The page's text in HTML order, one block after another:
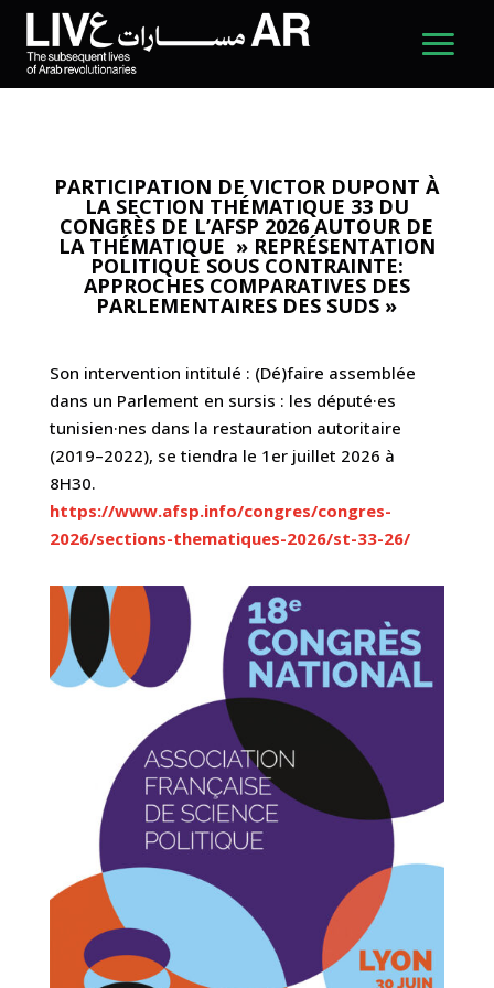
PARTICIPATION DE VICTOR DUPONT À
LA SECTION THÉMATIQUE 33 DU
CONGRÈS DE L’AFSP 2026 AUTOUR DE
LA THÉMATIQUE » REPRÉSENTATION
POLITIQUE SOUS CONTRAINTE:
APPROCHES COMPARATIVES DES
PARLEMENTAIRES DES SUDS »
Son intervention intitulé : (Dé)faire assemblée
dans un Parlement en sursis : les député·es
tunisien·nes dans la restauration autoritaire
(2019–2022), se tiendra le 1er juillet 2026 à
8H30.
https://www.afsp.info/congres/congres-
2026/sections-thematiques-2026/st-33-26/